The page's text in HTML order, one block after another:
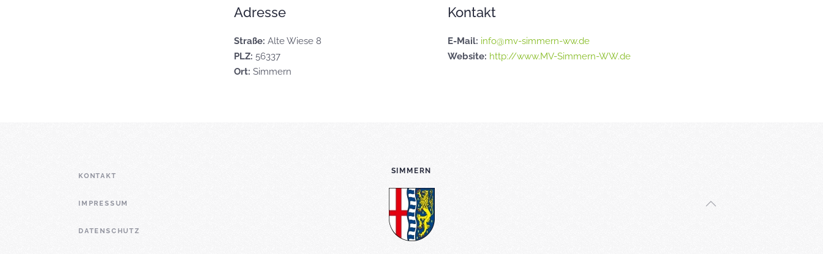
Adresse
Straße: Alte Wiese 8
PLZ: 56337
Ort: Simmern
Kontakt
E-Mail: info@mv-simmern-ww.de
Website: http://www.MV-Simmern-WW.de
KONTAKT
IMPRESSUM
DATENSCHUTZ
SIMMERN